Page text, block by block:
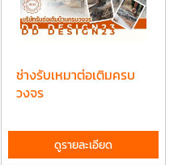
ช่างรับเหมาต่อเติมครบ
วงจร
ดูรายละเอียด